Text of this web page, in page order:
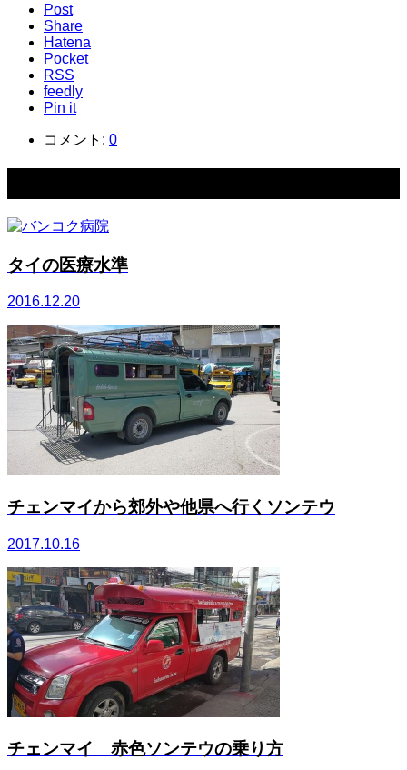
Post
Share
Hatena
Pocket
RSS
feedly
Pin it
コメント: 0
タイの医療水準
2016.12.20
チェンマイから郊外や他県へ行くソンテウ
2017.10.16
チェンマイ 赤色ソンテウの乗り方